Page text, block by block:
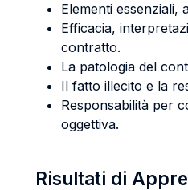
Elementi essenziali,
Efficacia,
contratto.
La patologia del
Il fatto illecito e la
Responsabilità per
oggettiva.
Risultati di